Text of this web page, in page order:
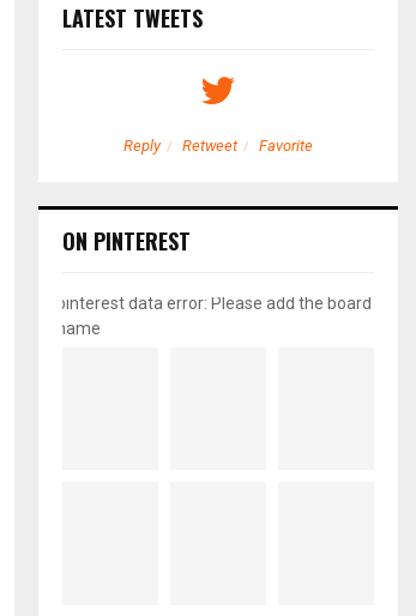
LATEST TWEETS
Reply Retweet Favorite
ON PINTEREST
pinterest data error: Please add the board
name